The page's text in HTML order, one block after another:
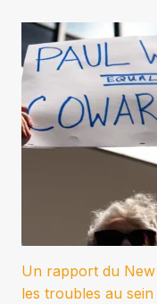
Un rapport du
les troubles au